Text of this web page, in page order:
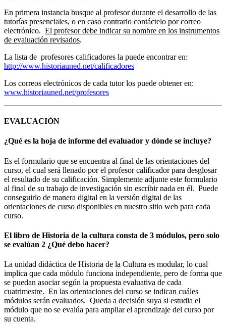
En primera instancia busque al profesor durante el desarrollo de las
tutorías presenciales, o en caso contrario contáctelo por correo
electrónico. El profesor debe indicar su nombre en los instrumentos
de evaluación revisados.
La lista de profesores calificadores la puede encontrar en:
http://www.historiauned.net/calificadores
Los correos electrónicos de cada tutor los puede obtener en:
www.historiauned.net/profesores
EVALUACIÓN
¿Qué es la hoja de informe del evaluador y dónde se incluye?
Es el formulario que se encuentra al final de las orientaciones del
curso, el cual será llenado por el profesor calificador para desglosar
el resultado de su calificación. Simplemente adjunte este formulario
al final de su trabajo de investigación sin escribir nada en él. Puede
conseguirlo de manera digital en la versión digital de las
orientaciones de curso disponibles en nuestro sitio web para cada
curso.
El libro de Historia de la cultura consta de 3 módulos, pero solo
se evalúan 2 ¿Qué debo hacer?
La unidad didáctica de Historia de la Cultura es modular, lo cual
implica que cada módulo funciona independiente, pero de forma que
se puedan asociar según la propuesta evaluativa de cada
cuatrimestre. En las orientaciones del curso se indican cuáles
módulos serán evaluados. Queda a decisión suya si estudia el
módulo que no se evalúa para ampliar el aprendizaje del curso por
su cuenta.